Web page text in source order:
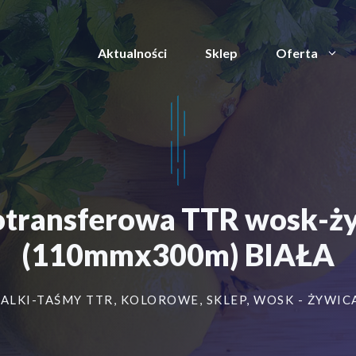
Aktualności Sklep Oferta
TTR wosk-
(110mmx300m) BIAŁA
TAŚMY TTR , KOLOROWE, SKLEP,WOSK -